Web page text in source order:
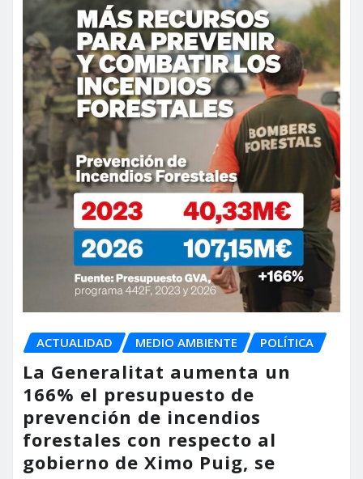
ACTUALIDAD MEDIO AMBIENTE POLÍTICA
La Generalitat aumenta un
166% el presupuesto de
prevención de incendios
forestales con respecto al
gobierno de Ximo Puig, se